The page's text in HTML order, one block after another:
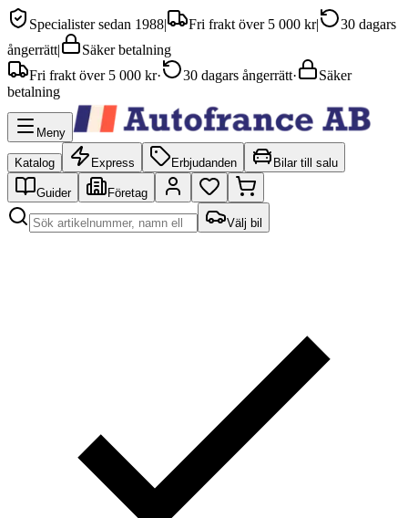
Specialister sedan 1988| Fri frakt över 5 000 kr|
30 dagars
ångerrätt|
Säker betalning
Fri frakt över 5 000 kr· 30 dagars ångerrätt·
Säker
betalning
Meny
Katalog Express Erbjudanden Bilar till salu
Guider Företag
Välj bil